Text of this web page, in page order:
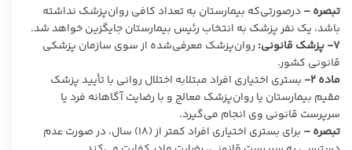
تبصره –درصورتی‌که بیمارستان به تعداد کافی روان‌پزشک نداشته
باشد، یک نفر پزشک به انتخاب رئیس بیمارستان جایگزین خواهد شد.
۷- پزشک قانونی: روان‌پزشک معرفی‌شده از سوی سازمان پزشکی
قانونی کشور.
ماده۲- بستری اختیاری افراد مبتلابه اختلال روانی با تأیید پزشک
مقیم بیمارستان یا روان‌پزشک معالج و با رضایت آگاهانه فرد یا
سرپرست قانونی وی انجام می‌گیرد.
تبصره –
برای بستری اختیاری افراد کمتر از (۱۸) سال، در صورت عدم